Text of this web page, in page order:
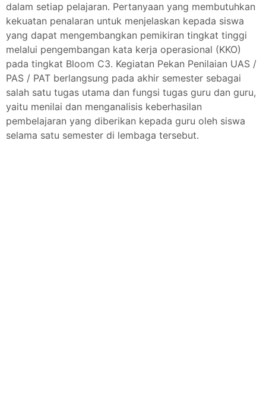
dalam setiap pelajaran. Pertanyaan yang membutuhkan
kekuatan penalaran untuk menjelaskan kepada siswa
yang dapat mengembangkan pemikiran tingkat tinggi
melalui pengembangan kata kerja operasional (KKO)
pada tingkat Bloom C3. Kegiatan Pekan Penilaian UAS /
PAS / PAT berlangsung pada akhir semester sebagai
salah satu tugas utama dan fungsi tugas guru dan guru,
yaitu menilai dan menganalisis keberhasilan
pembelajaran yang diberikan kepada guru oleh siswa
selama satu semester di lembaga tersebut.